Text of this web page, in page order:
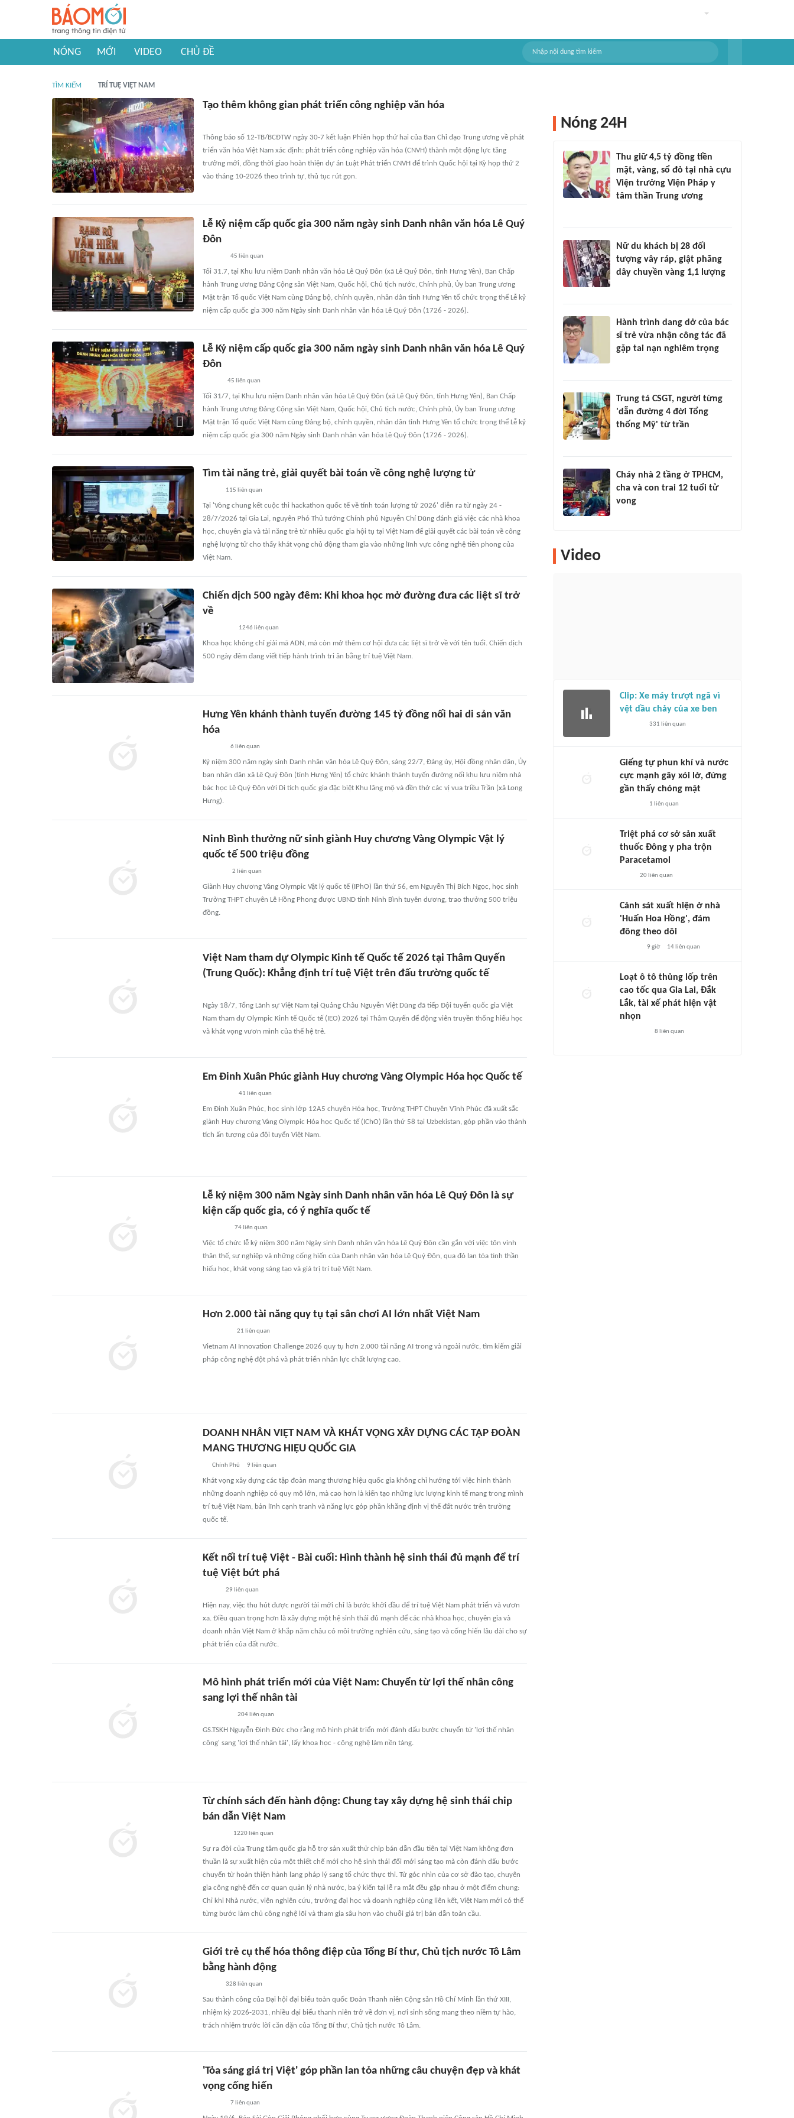
NÓNG MỚI VIDEO CHỦ ĐỀ
TÌM KIẾM TRÍ TUỆ VIỆT NAM
Tạo thêm không gian phát triển công nghiệp văn hóa
Thông báo số 12-TB/BCĐTW ngày 30-7 kết luận Phiên họp thứ hai của Ban Chỉ đạo Trung ương về phát
triển văn hóa Việt Nam xác định: phát triển công nghiệp văn hóa (CNVH) thành một động lực tăng
trưởng mới, đồng thời giao hoàn thiện dự án Luật Phát triển CNVH để trình Quốc hội tại Kỳ họp thứ 2
vào tháng 10-2026 theo trình tự, thủ tục rút gọn.
Lễ Kỷ niệm cấp quốc gia 300 năm ngày sinh Danh nhân văn hóa Lê Quý
Đôn
45 liên quan
Tối 31.7, tại Khu lưu niệm Danh nhân văn hóa Lê Quý Đôn (xã Lê Quý Đôn, tỉnh Hưng Yên), Ban Chấp
hành Trung ương Đảng Cộng sản Việt Nam, Quốc hội, Chủ tịch nước, Chính phủ, Ủy ban Trung ương
Mặt trận Tổ quốc Việt Nam cùng Đảng bộ, chính quyền, nhân dân tỉnh Hưng Yên tổ chức trọng thể Lễ kỷ
niệm cấp quốc gia 300 năm Ngày sinh Danh nhân văn hóa Lê Quý Đôn (1726 - 2026).
Lễ Kỷ niệm cấp quốc gia 300 năm ngày sinh Danh nhân văn hóa Lê Quý
Đôn
45 liên quan
Tối 31/7, tại Khu lưu niệm Danh nhân văn hóa Lê Quý Đôn (xã Lê Quý Đôn, tỉnh Hưng Yên), Ban Chấp
hành Trung ương Đảng Cộng sản Việt Nam, Quốc hội, Chủ tịch nước, Chính phủ, Ủy ban Trung ương
Mặt trận Tổ quốc Việt Nam cùng Đảng bộ, chính quyền, nhân dân tỉnh Hưng Yên tổ chức trọng thể Lễ kỷ
niệm cấp quốc gia 300 năm Ngày sinh Danh nhân văn hóa Lê Quý Đôn (1726 - 2026).
Tìm tài năng trẻ, giải quyết bài toán về công nghệ lượng tử
115 liên quan
Tại 'Vòng chung kết cuộc thi hackathon quốc tế về tính toán lượng tử 2026' diễn ra từ ngày 24 -
28/7/2026 tại Gia Lai, nguyên Phó Thủ tướng Chính phủ Nguyễn Chí Dũng đánh giá việc các nhà khoa
học, chuyên gia và tài năng trẻ từ nhiều quốc gia hội tụ tại Việt Nam để giải quyết các bài toán về công
nghệ lượng tử cho thấy khát vọng chủ động tham gia vào những lĩnh vực công nghệ tiên phong của
Việt Nam.
Chiến dịch 500 ngày đêm: Khi khoa học mở đường đưa các liệt sĩ trở
về
1246 liên quan
Khoa học không chỉ giải mã ADN, mà còn mở thêm cơ hội đưa các liệt sĩ trở về với tên tuổi. Chiến dịch
500 ngày đêm đang viết tiếp hành trình tri ân bằng trí tuệ Việt Nam.
Hưng Yên khánh thành tuyến đường 145 tỷ đồng nối hai di sản văn
hóa
6 liên quan
Kỷ niệm 300 năm ngày sinh Danh nhân văn hóa Lê Quý Đôn, sáng 22/7, Đảng ủy, Hội đồng nhân dân, Ủy
ban nhân dân xã Lê Quý Đôn (tỉnh Hưng Yên) tổ chức khánh thành tuyến đường nối khu lưu niệm nhà
bác học Lê Quý Đôn với Di tích quốc gia đặc biệt Khu lăng mộ và đền thờ các vị vua triều Trần (xã Long
Hưng).
Ninh Bình thưởng nữ sinh giành Huy chương Vàng Olympic Vật lý
quốc tế 500 triệu đồng
2 liên quan
Giành Huy chương Vàng Olympic Vật lý quốc tế (IPhO) lần thứ 56, em Nguyễn Thị Bích Ngọc, học sinh
Trường THPT chuyên Lê Hồng Phong được UBND tỉnh Ninh Bình tuyên dương, trao thưởng 500 triệu
đồng.
Việt Nam tham dự Olympic Kinh tế Quốc tế 2026 tại Thâm Quyến
(Trung Quốc): Khẳng định trí tuệ Việt trên đấu trường quốc tế
Ngày 18/7, Tổng Lãnh sự Việt Nam tại Quảng Châu Nguyễn Việt Dũng đã tiếp Đội tuyển quốc gia Việt
Nam tham dự Olympic Kinh tế Quốc tế (IEO) 2026 tại Thâm Quyến để động viên truyền thống hiếu học
và khát vọng vươn mình của thế hệ trẻ.
Em Đinh Xuân Phúc giành Huy chương Vàng Olympic Hóa học Quốc tế
41 liên quan
Em Đinh Xuân Phúc, học sinh lớp 12A5 chuyên Hóa học, Trường THPT Chuyên Vĩnh Phúc đã xuất sắc
giành Huy chương Vàng Olympic Hóa học Quốc tế (IChO) lần thứ 58 tại Uzbekistan, góp phần vào thành
tích ấn tượng của đội tuyển Việt Nam.
Lễ kỷ niệm 300 năm Ngày sinh Danh nhân văn hóa Lê Quý Đôn là sự
kiện cấp quốc gia, có ý nghĩa quốc tế
74 liên quan
Việc tổ chức lễ kỷ niệm 300 năm Ngày sinh Danh nhân văn hóa Lê Quý Đôn cần gắn với việc tôn vinh
thân thế, sự nghiệp và những cống hiến của Danh nhân văn hóa Lê Quý Đôn, qua đó lan tỏa tinh thần
hiếu học, khát vọng sáng tạo và giá trị trí tuệ Việt Nam.
Hơn 2.000 tài năng quy tụ tại sân chơi AI lớn nhất Việt Nam
21 liên quan
Vietnam AI Innovation Challenge 2026 quy tụ hơn 2.000 tài năng AI trong và ngoài nước, tìm kiếm giải
pháp công nghệ đột phá và phát triển nhân lực chất lượng cao.
DOANH NHÂN VIỆT NAM VÀ KHÁT VỌNG XÂY DỰNG CÁC TẬP ĐOÀN
MANG THƯƠNG HIỆU QUỐC GIA
Chính Phủ 9 liên quan
Khát vọng xây dựng các tập đoàn mang thương hiệu quốc gia không chỉ hướng tới việc hình thành
những doanh nghiệp có quy mô lớn, mà cao hơn là kiến tạo những lực lượng kinh tế mang trong mình
trí tuệ Việt Nam, bản lĩnh cạnh tranh và năng lực góp phần khẳng định vị thế đất nước trên trường
quốc tế.
Kết nối trí tuệ Việt - Bài cuối: Hình thành hệ sinh thái đủ mạnh để trí
tuệ Việt bứt phá
29 liên quan
Hiện nay, việc thu hút được người tài mới chỉ là bước khởi đầu để trí tuệ Việt Nam phát triển và vươn
xa. Điều quan trọng hơn là xây dựng một hệ sinh thái đủ mạnh để các nhà khoa học, chuyên gia và
doanh nhân Việt Nam ở khắp năm châu có môi trường nghiên cứu, sáng tạo và cống hiến lâu dài cho sự
phát triển của đất nước.
Mô hình phát triển mới của Việt Nam: Chuyển từ lợi thế nhân công
sang lợi thế nhân tài
204liên quan
GS.TSKH Nguyễn Đình Đức cho rằng mô hình phát triển mới đánh dấu bước chuyển từ 'lợi thế nhân
công' sang 'lợi thế nhân tài', lấy khoa học - công nghệ làm nền tảng.
Từ chính sách đến hành động: Chung tay xây dựng hệ sinh thái chip
bán dẫn Việt Nam
1220liên quan
Sự ra đời của Trung tâm quốc gia hỗ trợ sản xuất thử chip bán dẫn đầu tiên tại Việt Nam không đơn
thuần là sự xuất hiện của một thiết chế mới cho hệ sinh thái đổi mới sáng tạo mà còn đánh dấu bước
chuyển từ hoàn thiện hành lang pháp lý sang tổ chức thực thi. Từ góc nhìn của cơ sở đào tạo, chuyên
gia công nghệ đến cơ quan quản lý nhà nước, ba ý kiến tại lễ ra mắt đều gặp nhau ở một điểm chung:
Chỉ khi Nhà nước, viện nghiên cứu, trường đại học và doanh nghiệp cùng liên kết, Việt Nam mới có thể
từng bước làm chủ công nghệ lõi và tham gia sâu hơn vào chuỗi giá trị bán dẫn toàn cầu.
Giới trẻ cụ thể hóa thông điệp của Tổng Bí thư, Chủ tịch nước Tô Lâm
bằng hành động
328 liên quan
Sau thành công của Đại hội đại biểu toàn quốc Đoàn Thanh niên Cộng sản Hồ Chí Minh lần thứ XIII,
nhiệm kỳ 2026-2031, nhiều đại biểu thanh niên trở về đơn vị, nơi sinh sống mang theo niềm tự hào,
trách nhiệm trước lời căn dặn của Tổng Bí thư, Chủ tịch nước Tô Lâm.
'Tỏa sáng giá trị Việt' góp phần lan tỏa những câu chuyện đẹp và khát
vọng cống hiến
7 liên quan
Nóng 24H
Thu giữ 4,5 tỷ đồng tiền
mặt, vàng, sổ đỏ tại nhà cựu
Viện trưởng Viện Pháp y
tâm thần Trung ương
Nữ du khách bị 28 đối
tượng vây ráp, giật phăng
dây chuyền vàng 1,1 lượng
Hành trình dang dở của bác
sĩ trẻ vừa nhận công tác đã
gặp tai nạn nghiêm trọng
Trung tá CSGT, người từng
'dẫn đường 4 đời Tổng
thống Mỹ' từ trần
Cháy nhà 2 tầng ở TPHCM,
cha và con trai 12 tuổi tử
vong
Video
Clip: Xe máy trượt ngã vì
vệt dầu chảy của xe ben
331 liên quan
Giếng tự phun khí và nước
cực mạnh gây xói lở, đứng
gần thấy chóng mặt
1 liên quan
Triệt phá cơ sở sản xuất
thuốc Đông y pha trộn
Paracetamol
20liên quan
Cảnh sát xuất hiện ở nhà
'Huấn Hoa Hồng', đám
đông theo dõi
9 giờ 14liên quan
Loạt ô tô thủng lốp trên
cao tốc qua Gia Lai, Đắk
Lắk, tài xế phát hiện vật
nhọn
8 liên quan